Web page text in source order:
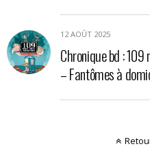
12 AOÛT 2025
Chronique bd :
– Fantômes à